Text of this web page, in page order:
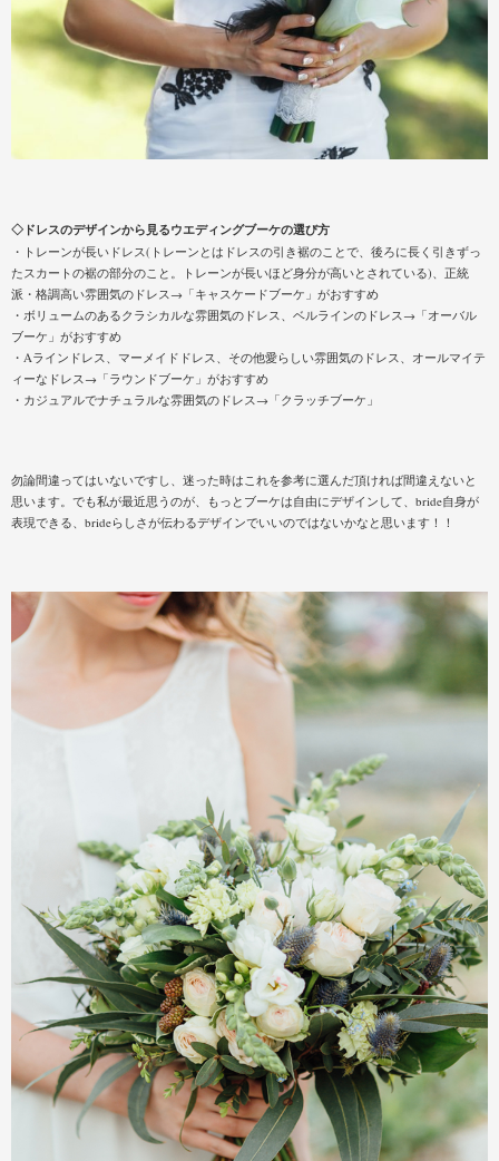
◇ドレスのデザインから見るウエディングブーケの選び方
・トレーンが長いドレス(トレーンとはドレスの引き裾のことで、後ろに長く引きずっ
たスカートの裾の部分のこと。トレーンが長いほど身分が高いとされている)、正統
派・格調高い雰囲気のドレス→「キャスケードブーケ」がおすすめ
・ボリュームのあるクラシカルな雰囲気のドレス、ベルラインのドレス→「オーバル
ブーケ」がおすすめ
・Aラインドレス、マーメイドドレス、その他愛らしい雰囲気のドレス、オールマイテ
ィーなドレス→「ラウンドブーケ」がおすすめ
・カジュアルでナチュラルな雰囲気のドレス→「クラッチブーケ」
勿論間違ってはいないですし、迷った時はこれを参考に選んだ頂ければ間違えないと
思います。でも私が最近思うのが、もっとブーケは自由にデザインして、bride自身が
表現できる、brideらしさが伝わるデザインでいいのではないかなと思います！！